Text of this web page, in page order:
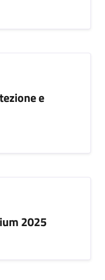
e
2025